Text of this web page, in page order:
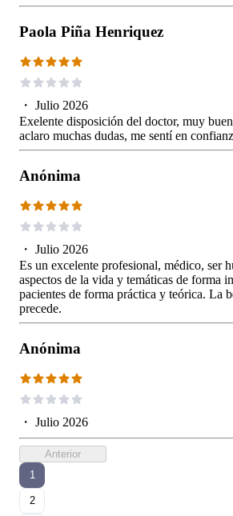
Paola Piña Henriquez
・ Julio 2026
Exelente disposición del doctor, muy
aclaro muchas dudas, me sentí en
Anónima
・ Julio 2026
Es un excelente profesional, médico, ser
aspectos de la vida y temáticas de forma
pacientes de forma práctica y teórica. La
precede.
Anónima
・ Julio 2026
Anterior
1
2